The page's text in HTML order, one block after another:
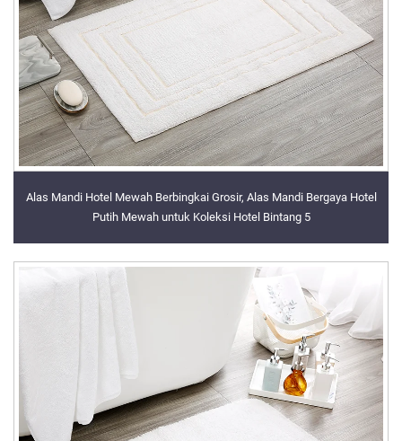
Alas Mandi Hotel Mewah Berbingkai Grosir, Alas Mandi Bergaya Hotel
Putih Mewah untuk Koleksi Hotel Bintang 5